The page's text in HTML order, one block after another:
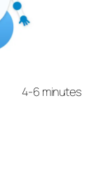
4-6 minutes